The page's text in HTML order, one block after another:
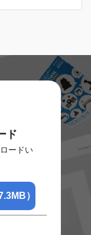
ド
ードい
）